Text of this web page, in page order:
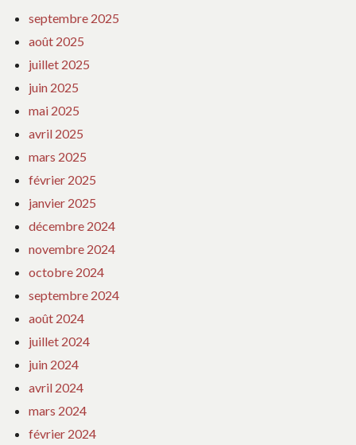
septembre 2025
août 2025
juillet 2025
juin 2025
mai 2025
avril 2025
mars 2025
février 2025
janvier 2025
décembre 2024
novembre 2024
octobre 2024
septembre 2024
août 2024
juillet 2024
juin 2024
avril 2024
mars 2024
février 2024